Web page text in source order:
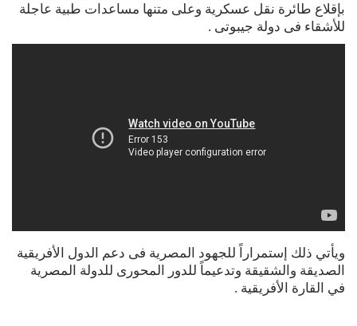
بإقلاع طائرة نقل عسكرية وعلى متنها مساعدات طبية عاجلة
للأشقاء فى دولة جيبوتى .
ويأتي ذلك إستمراراً للجهود المصرية فى دعم الدول الأفريقية
الصديقة والشقيقة وتدعيماً للدور المحورى للدولة المصرية
في القارة الأفريقية .